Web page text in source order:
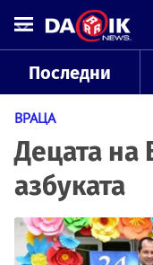
Последни
ВРАЦА
Децата на
азбуката